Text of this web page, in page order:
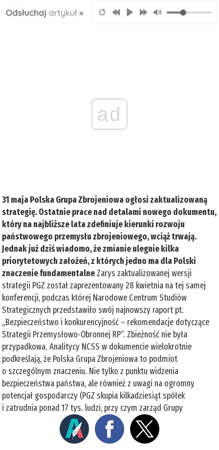
ad
31 maja Polska Grupa Zbrojeniowa ogłosi zaktualizowaną
strategię. Ostatnie prace nad detalami nowego dokumentu,
który na najbliższe lata zdefiniuje kierunki rozwoju
państwowego przemysłu zbrojeniowego, wciąż trwają.
Jednak już dziś wiadomo, że zmianie ulegnie kilka
priorytetowych założeń, z których jedno ma dla Polski
znaczenie fundamentalneZarys zaktualizowanej wersji
strategii PGZ został zaprezentowany 28 kwietnia na tej samej
konferencji, podczas której Narodowe Centrum Studiów
Strategicznych przedstawiło swój najnowszy raport pt.
„Bezpieczeństwo i konkurencyjność – rekomendacje dotyczące
Strategii Przemysłowo-Obronnej RP”. Zbieżność nie była
przypadkowa. Analitycy NCSS w dokumencie wielokrotnie
podkreślają, że Polska Grupa Zbrojeniowa to podmiot
o szczególnym znaczeniu. Nie tylko z punktu widzenia
bezpieczeństwa państwa, ale również z uwagi na ogromny
potencjał gospodarczy (PGZ skupia kilkadziesiąt spółek
i zatrudnia ponad 17 tys. ludzi, przy czym zarząd Grupy